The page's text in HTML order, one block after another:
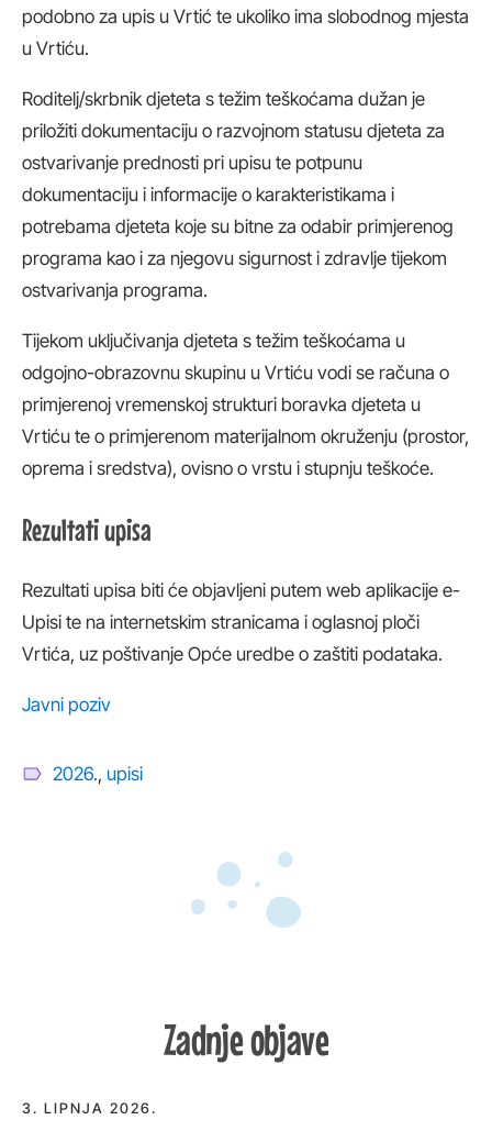
podobno za upis u Vrtić te ukoliko ima slobodnog mjesta
u Vrtiću.
Roditelj/skrbnik djeteta s težim teškoćama dužan je
priložiti dokumentaciju o razvojnom statusu djeteta za
ostvarivanje prednosti pri upisu te potpunu
dokumentaciju i informacije o karakteristikama i
potrebama djeteta koje su bitne za odabir primjerenog
programa kao i za njegovu sigurnost i zdravlje tijekom
ostvarivanja programa.
Tijekom uključivanja djeteta s težim teškoćama u
odgojno-obrazovnu skupinu u Vrtiću vodi se računa o
primjerenoj vremenskoj strukturi boravka djeteta u
Vrtiću te o primjerenom materijalnom okruženju (prostor,
oprema i sredstva), ovisno o vrstu i stupnju teškoće.
Rezultati upisa
Rezultati upisa biti će objavljeni putem web aplikacije e-
Upisi te na internetskim stranicama i oglasnoj ploči
Vrtića, uz poštivanje Opće uredbe o zaštiti podataka.
Javni poziv
2026., upisi
Zadnje objave
3. LIPNJA 2026.